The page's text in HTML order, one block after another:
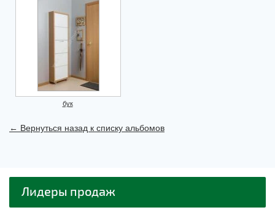
бук
← Вернуться назад к списку альбомов
Лидеры продаж